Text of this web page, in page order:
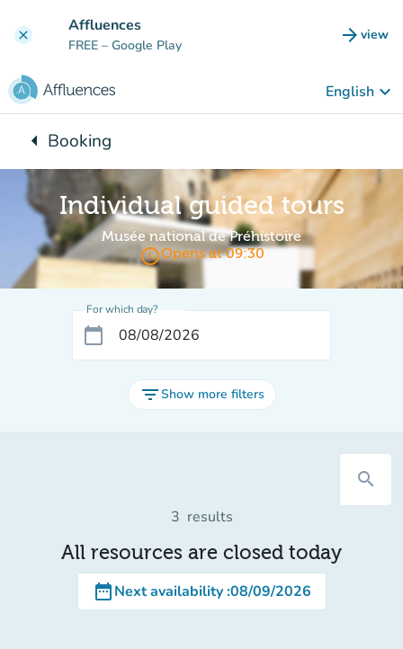
clear Affluences
FREE – Google Play arrow_forward view
(new
English keyboard_arrow_down
arrow_leftBack to:
Booking
Individual guided tours
Musée national de Préhistoire
access_timeOpens at 09:30
For which day?
calendar_today
filter_listShow more filters
search
3 results
All resources are closed today
date_rangeNext availability:08/09/2026